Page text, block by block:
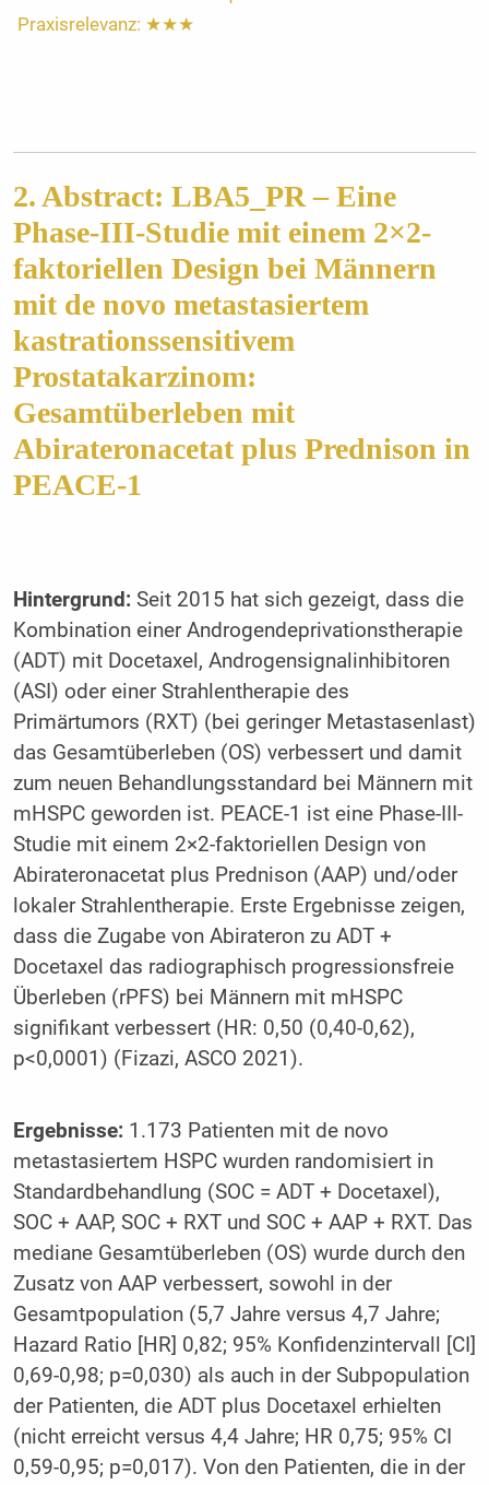
Praxisrelevanz: ★★★
2. Abstract: LBA5_PR – Eine
Phase-III-Studie mit einem 2×2-
faktoriellen Design bei Männern
mit de novo metastasiertem
kastrationssensitivem
Prostatakarzinom:
Gesamtüberleben mit
Abirateronacetat plus Prednison in
PEACE-1
Hintergrund:Seit 2015 hat sich gezeigt, dass die
Kombination einer Androgendeprivationstherapie
(ADT) mit Docetaxel, Androgensignalinhibitoren
(ASI) oder einer Strahlentherapie des
Primärtumors (RXT) (bei geringer Metastasenlast)
das Gesamtüberleben (OS) verbessert und damit
zum neuen Behandlungsstandard bei Männern mit
mHSPC geworden ist. PEACE-1 ist eine Phase-III-
Studie mit einem 2×2-faktoriellen Design von
Abirateronacetat plus Prednison (AAP) und/oder
lokaler Strahlentherapie. Erste Ergebnisse zeigen,
dass die Zugabe von Abirateron zu ADT +
Docetaxel das radiographisch progressionsfreie
Überleben (rPFS) bei Männern mit mHSPC
signifikant verbessert (HR: 0,50 (0,40-0,62),
p<0,0001) (Fizazi, ASCO 2021).
Ergebnisse:1.173 Patienten mit de novo
metastasiertem HSPC wurden randomisiert in
Standardbehandlung (SOC = ADT + Docetaxel),
SOC + AAP, SOC + RXT und SOC + AAP + RXT. Das
mediane Gesamtüberleben (OS) wurde durch den
Zusatz von AAP verbessert, sowohl in der
Gesamtpopulation (5,7 Jahre versus 4,7 Jahre;
Hazard Ratio [HR] 0,82; 95% Konfidenzintervall [CI]
0,69-0,98; p=0,030) als auch in der Subpopulation
der Patienten, die ADT plus Docetaxel erhielten
(nicht erreicht versus 4,4 Jahre; HR 0,75; 95% CI
0,59-0,95; p=0,017). Von den Patienten, die in der